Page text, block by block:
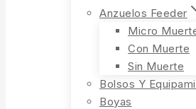
Anzuelos Feeder
Micro
Con Muerte
Sin Muerte
Bolsos Y
Boyas